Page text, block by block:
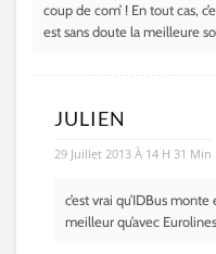
coup de com’ ! En tout cas,
est sans doute la meilleure
JULIEN
29 Juillet 2013 À 14 H 31 Min
c’est vrai qu’IDBus
meilleur qu’avec